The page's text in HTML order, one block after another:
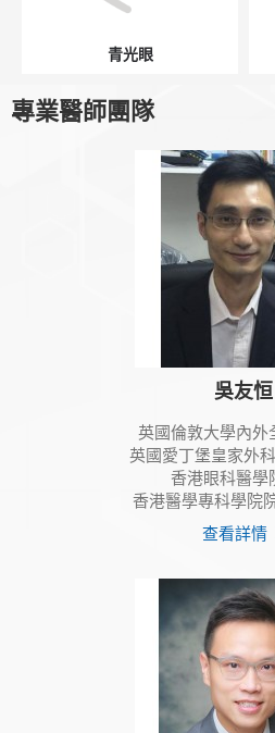
青光眼
專業醫師團隊
吳友恒
英國倫敦大學內外
英國愛丁堡皇家外
香港眼科醫學
香港醫學專科學院
查看詳情